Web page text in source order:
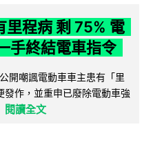
里程病 剩 75% 電
手終結電車指令
開嘲諷電動車車主患有「里
作，並重申已廢除電動車強
閱讀全文